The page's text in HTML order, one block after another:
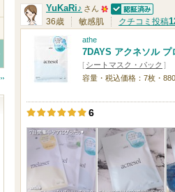
YuKaRi♪ さん
5
人
以
メ
ン
バ
認証済
36歳 敏感肌 クチコミ投稿
athe
7DAYS アクネソル プ
[ シートマスク・パック ]
容量・税込価格：7枚・
6